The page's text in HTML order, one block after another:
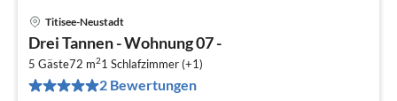
Titisee-Neustadt
Drei Tannen - Wohnung 07 -
5 Gäste72 m21 Schlafzimmer (+1)
2 Bewertungen